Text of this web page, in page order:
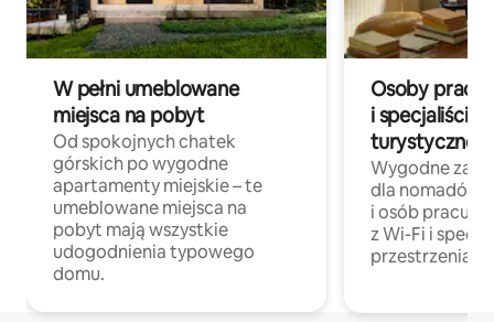
W pełni umeblowane
miejsca na pobyt
Od spokojnych chatek
górskich po wygodne
apartamenty miejskie – te
umeblowane miejsca na
pobyt mają wszystkie
udogodnienia typowego
domu.
Osoby
i specjaliści z
turystycznej
Wygodne
dla nomadów
i osób
z Wi-Fi i
przestrzenią